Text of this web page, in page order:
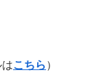
こちら ）